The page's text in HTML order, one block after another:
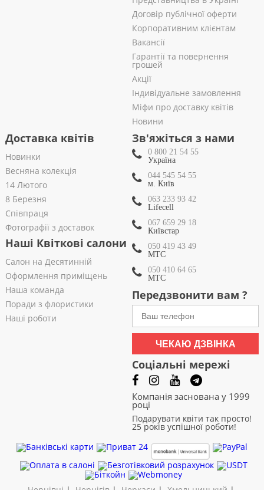
Договір публічної оферти
Корпоративним клієнтам
Вакансії
Гарантії та повернення
грошей
Акції
Індивідуальне замовлення
Міфи про доставку квітів
Новини
Доставка квітів
Новинки
Весняна колекція
14 Лютого
8 Березня
Співпраця
Фотографії з доставок
Наші Квіткові салони
Салон на Десятинній
Оформлення приміщень
Наша команда
Поради з флористики
Наші роботи
Зв'яжіться з нами
0 800 21 54 55
Україна
044 545 54 55
м. Київ
063 233 93 42
Lifecell
067 659 29 18
Київстар
050 419 43 49
МТС
050 410 64 65
МТС
Передзвонити вам ?
ЧЕКАЮ ДЗВІНКА
Соціальні мережі
Компанія заснована у 1999
році
Подарувати квіти так просто!
25 років успішної роботи!